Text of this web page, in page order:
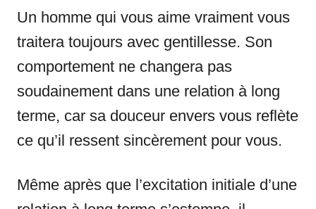
Un homme qui vous aime vraiment vous
traitera toujours avec gentillesse. Son
comportement ne changera pas
soudainement dans une relation à long
terme, car sa douceur envers vous reflète
ce qu’il ressent sincèrement pour vous.
Même après que l’excitation initiale d’une